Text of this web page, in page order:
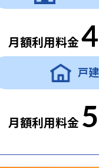
月額利用料金
戸
月額利用料金